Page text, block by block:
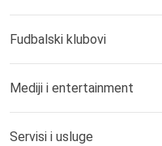
Fudbalski klubovi
Mediji i entertainment
Servisi i usluge